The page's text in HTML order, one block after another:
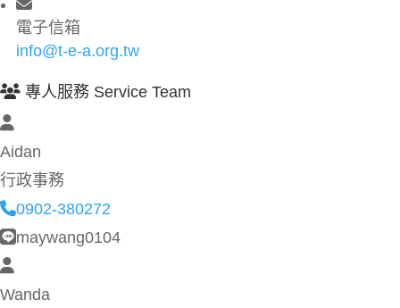
電子信箱
info@t-e-a.org.tw
專人服務 Service Team
Aidan
行政事務
0902-380272
maywang0104
Wanda